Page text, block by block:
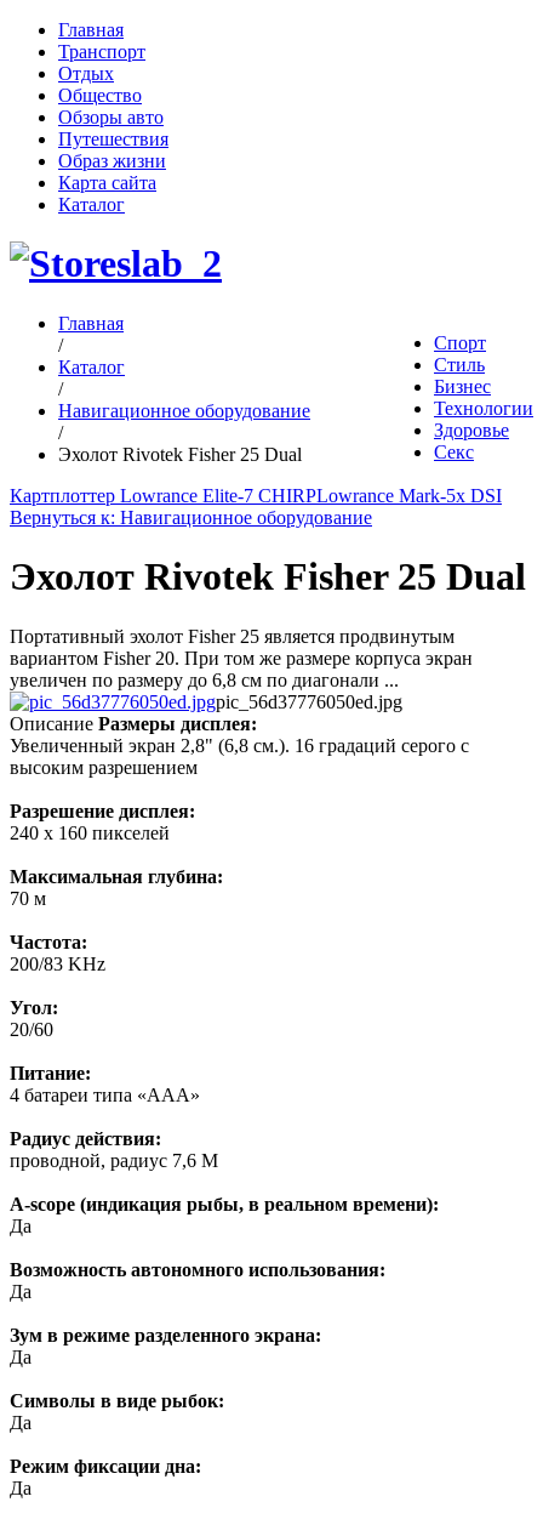
Главная
Транспорт
Отдых
Общество
Обзоры авто
Путешествия
Образ жизни
Карта сайта
Каталог
Спорт
Стиль
Бизнес
Технологии
Здоровье
Секс
Главная
/
Каталог
/
Навигационное оборудование
/
Эхолот Rivotek Fisher 25 Dual
Картплоттер Lowrance Elite-7 CHIRPLowrance Mark-5x DSI
Вернуться к: Навигационное оборудование
Эхолот Rivotek Fisher 25 Dual
Портативный эхолот Fisher 25 является продвинутым
вариантом Fisher 20. При том же размере корпуса экран
увеличен по размеру до 6,8 см по диагонали ...
pic_56d37776050ed.jpg
Описание Размеры дисплея:
Увеличенный экран 2,8" (6,8 см.). 16 градаций серого с
высоким разрешением
Разрешение дисплея:
240 х 160 пикселей
Максимальная глубина:
70 м
Частота:
200/83 KHz
Угол:
20/60
Питание:
4 батареи типа «ААА»
Радиус действия:
проводной, радиус 7,6 М
A-scope (индикация рыбы, в реальном времени):
Да
Возможность автономного использования:
Да
Зум в режиме разделенного экрана:
Да
Символы в виде рыбок:
Да
Режим фиксации дна:
Да